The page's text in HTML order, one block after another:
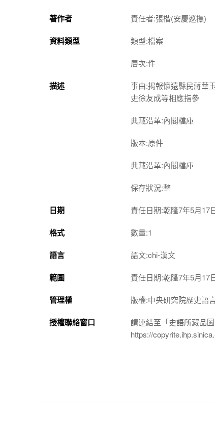
著作者 責任者:張楷(安慶巡撫)
資料類型 類型:檔案
層次:件
描述
事由:揭報懷遠縣民蔣華
史徐友成等相應指參
典藏沿革:內閣檔庫
版本:原件
典藏沿革:內閣檔庫
保存狀況:整
日期 責任日期:乾隆7年5月17
格式 數量:1
語言 語文:chi-漢文
範圍 責任日期:乾隆7年5月17
管理權 版權:中央研究院歷史語
授權聯絡窗口
請連結至「史語所藏品
https://